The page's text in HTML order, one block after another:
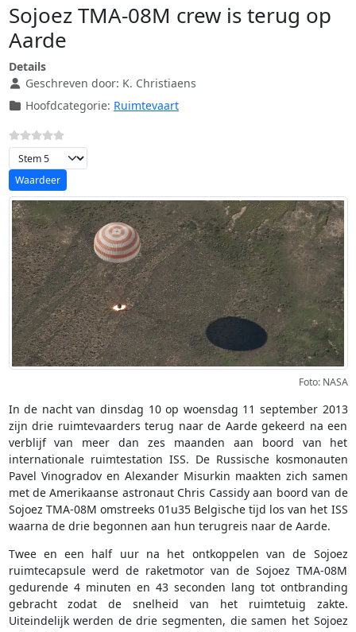
Sojoez TMA-08M crew is terug op
Aarde
Details
Geschreven door: K. Christiaens
Hoofdcategorie: Ruimtevaart
Voeg waardering toe
Foto: NASA
In de nacht van dinsdag 10 op woensdag 11 september 2013
zijn drie ruimtevaarders terug naar de Aarde gekeerd na een
verblijf van meer dan zes maanden aan boord van het
internationale ruimtestation ISS. De Russische kosmonauten
Pavel Vinogradov en Alexander Misurkin maakten zich samen
met de Amerikaanse astronaut Chris Cassidy aan boord van de
Sojoez TMA-08M omstreeks 01u35 Belgische tijd los van het ISS
waarna de drie begonnen aan hun terugreis naar de Aarde.
Twee en een half uur na het ontkoppelen van de Sojoez
ruimtecapsule werd de raketmotor van de Sojoez TMA-08M
gedurende 4 minuten en 43 seconden lang tot ontbranding
gebracht zodat de snelheid van het ruimtetuig zakte.
Uiteindelijk werden de drie segmenten, die samen het Sojoez